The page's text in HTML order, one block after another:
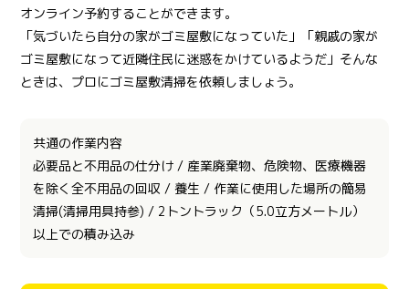
オンライン予約することができます。
「気づいたら自分の家がゴミ屋敷になっていた」「親戚の家が
ゴミ屋敷になって近隣住民に迷惑をかけているようだ」そんな
ときは、プロにゴミ屋敷清掃を依頼しましょう。
共通の作業内容
必要品と不用品の仕分け / 産業廃棄物、危険物、医療機器
を除く全不用品の回収 / 養生 / 作業に使用した場所の簡易
清掃(清掃用具持参) / 2トントラック（5.0立方メートル）
以上での積み込み